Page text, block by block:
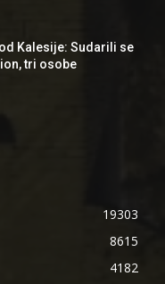
Kalesije: Sudarili se
tri osobe
19303
8615
4182